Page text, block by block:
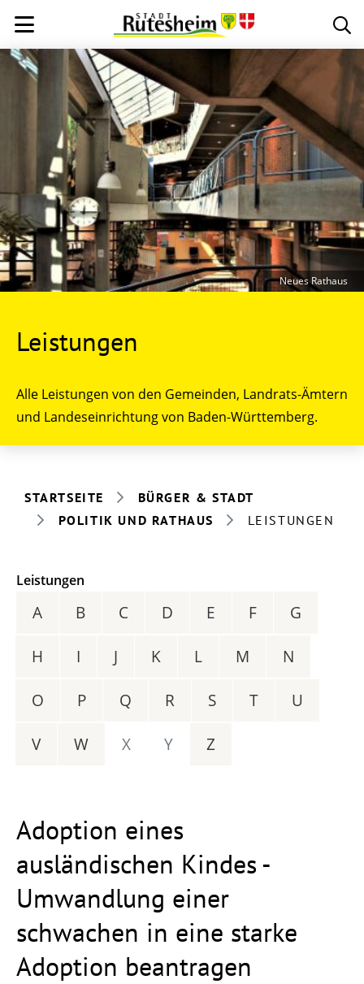
Leistungen
Alle Leistungen von den Gemeinden, Landrats-Ämtern
und Landeseinrichtung von Baden-Württemberg.
Neues Rathaus
STARTSEITE
BÜRGER & STADT
POLITIK UND RATHAUS
LEISTUNGEN
Leistungen
A B C D E F G
H I J K L M N
O P Q R S T U
V W X Y Z
Adoption eines
ausländischen Kindes -
Umwandlung einer
schwachen in eine starke
Adoption beantragen